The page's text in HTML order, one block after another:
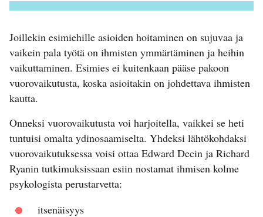
Joillekin esimiehille asioiden hoitaminen on sujuvaa ja
vaikein pala työtä on ihmisten ymmärtäminen ja heihin
vaikuttaminen. Esimies ei kuitenkaan pääse pakoon
vuorovaikutusta, koska asioitakin on johdettava ihmisten
kautta.
Onneksi vuorovaikutusta voi harjoitella, vaikkei se heti
tuntuisi omalta ydinosaamiselta. Yhdeksi lähtökohdaksi
vuorovaikutuksessa voisi ottaa Edward Decin ja Richard
Ryanin tutkimuksissaan esiin nostamat ihmisen kolme
psykologista perustarvetta:
itsenäisyys